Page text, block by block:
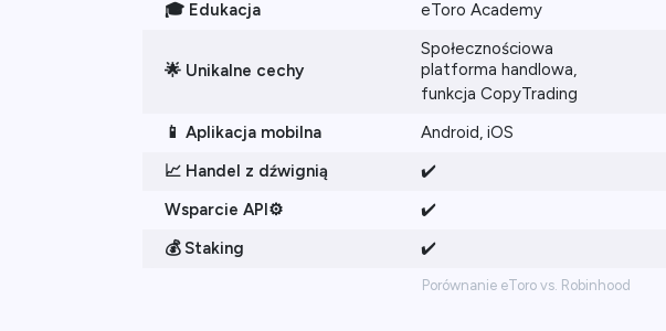
Porównanie eToro vs. Robinhood
🎓 Edukacja
eToro Academy
🌟 Unikalne cechy
Społecznościowa
platforma handlowa,
funkcja CopyTrading
📱 Aplikacja mobilna Android, iOS
📈 Handel z dźwignią
✔️
Wsparcie API⚙️
✔️
💰 Staking
✔️